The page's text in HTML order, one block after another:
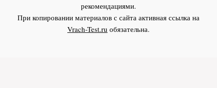
рекомендациями.
При копировании материалов с сайта активная ссылка на
Vrach-Test.ru обязательна.